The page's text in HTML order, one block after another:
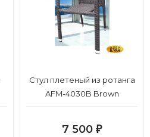
Стул плетеный из ротанга
AFM-4030B Brown
7 500 ₽